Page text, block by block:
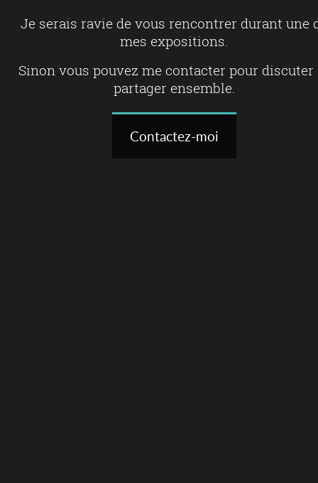
Je serais ravie de vous rencontrer durant une
mes expositions.
Sinon vous pouvez me contacter pour discuter
partager ensemble.
Contactez-moi